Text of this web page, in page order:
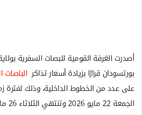
أصدرت الغرفة القومية للبصات السفرية
بورتسودان قرارًا بزيادة أسعار تذاكر الباصات
على عدد من الخطوط الداخلية، وذلك لفترة
الجمعة 22 مايو 2026 وتنتهي الثلاثاء 26 مايو 2026.